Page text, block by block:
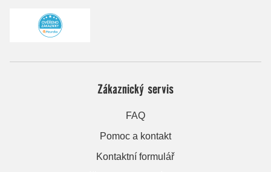
Zákaznický servis
FAQ
Pomoc a kontakt
Kontaktní formulář